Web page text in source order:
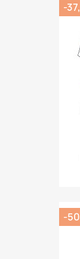
-
-